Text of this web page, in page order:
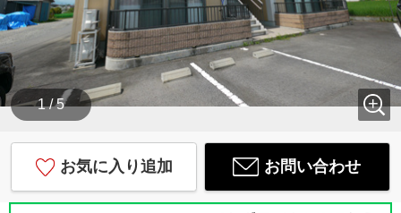
1 / 5
お気に入り追加 お問い合わせ